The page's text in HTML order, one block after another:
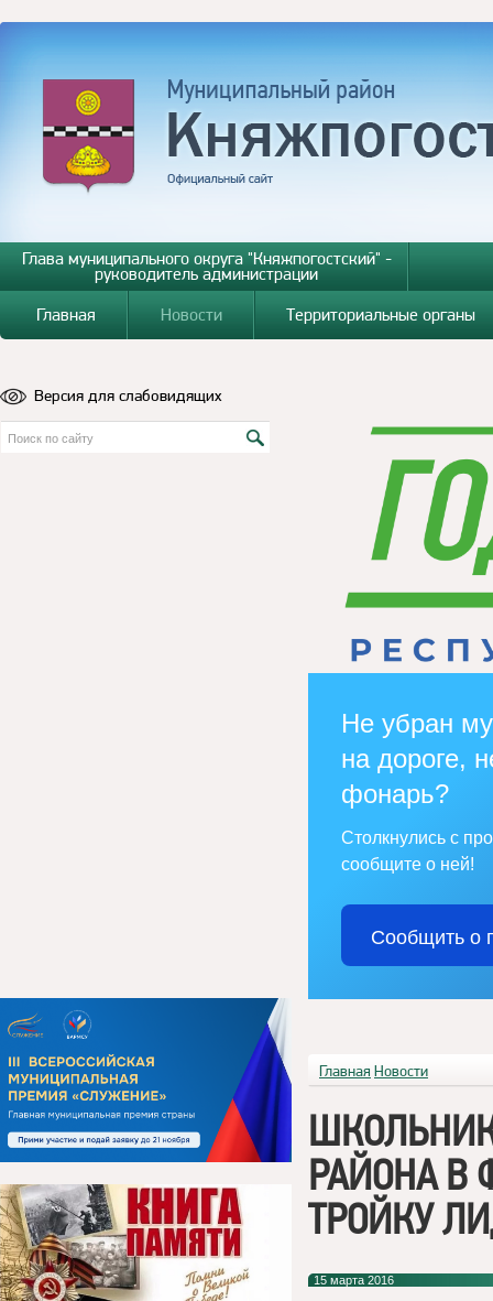
Глава муниципального округа "Княжпогостский" -
руководитель администрации
Главная
Новости Территориальные органы
Версия для слабовидящих
Не убран
на дороге,
фонарь?
Столкнулись с
сообщите о ней!
Сообщить о
Главная Новости
РАЙОНА В
ТРОЙКУ
15 марта 2016